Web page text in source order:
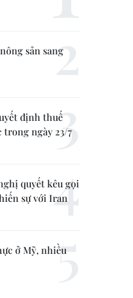
sản sang
định thuế
ngày 23/7
quyết kêu gọi
sự với Iran
ở Mỹ, nhiều